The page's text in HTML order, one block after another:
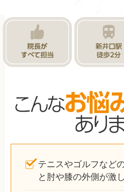
テニスやゴルフなど
と肘や膝の外側が激